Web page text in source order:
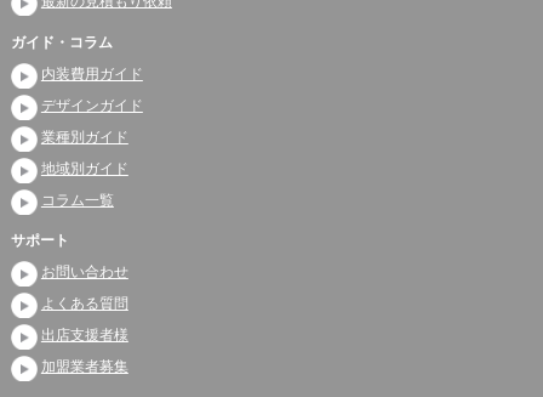
ガイド・コラム
内装費用ガイド
デザインガイド
業種別ガイド
地域別ガイド
コラム一覧
サポート
お問い合わせ
よくある質問
出店支援者様
加盟業者募集